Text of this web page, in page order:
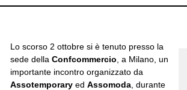
Lo scorso 2 ottobre si è tenuto presso la
sede della Confcommercio , a Milano, un
importante incontro organizzato da
Assotemporary ed Assomoda , durante